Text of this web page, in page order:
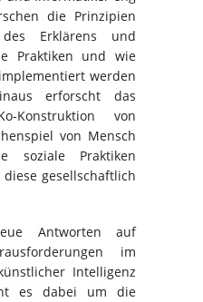
die Prinzipien
Erklärens und
Praktiken und wie
werden
erforscht das
von
von Mensch
soziale Praktiken
gesellschaftlich
Antworten auf
im
Intelligenz
es dabei um die